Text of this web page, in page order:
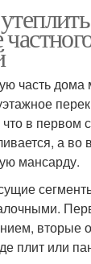
часть дома
в первом
а во
мансарду.
вторые
плит или